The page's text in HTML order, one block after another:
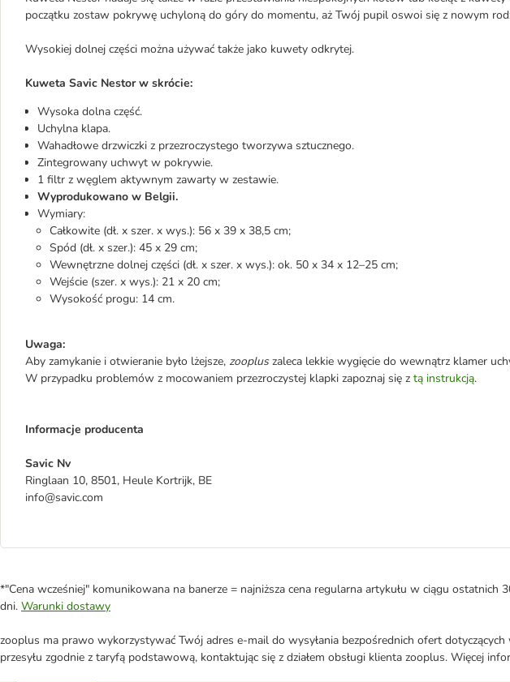
początku zostaw pokrywę uchyloną do góry do momentu, aż Twój pupil oswoi się z nowym
Wysokiej dolnej części można używać także jako kuwety odkrytej.
Kuweta Savic Nestor w skrócie:
Wysoka dolna część.
Uchylna klapa.
Wahadłowe drzwiczki z przezroczystego tworzywa sztucznego.
Zintegrowany uchwyt w pokrywie.
1 filtr z węglem aktywnym zawarty w zestawie.
Wyprodukowano w Belgii.
Wymiary:
Całkowite (dł. x szer. x wys.): 56 x 39 x 38,5 cm;
Spód (dł. x szer.): 45 x 29 cm;
Wewnętrzne dolnej części (dł. x szer. x wys.): ok. 50 x 34 x 12–25 cm;
Wejście (szer. x wys.): 21 x 20 cm;
Wysokość progu: 14 cm.
Uwaga:
Aby zamykanie i otwieranie było lżejsze, zoopluszaleca lekkie wygięcie do wewnątrz klamer
W przypadku problemów z mocowaniem przezroczystej klapki zapoznaj się z tą instrukcją.
Informacje producenta
Savic Nv
Ringlaan 10, 8501, Heule Kortrijk, BE
info@savic.com
*"Cena wcześniej" komunikowana na banerze = najniższa cena regularna artykułu w ciągu ostatnich
dni. Warunki dostawy
zooplus ma prawo wykorzystywać Twój adres e-mail do wysyłania bezpośrednich ofert
przesyłu zgodnie z taryfą podstawową, kontaktując się z działem obsługi klienta zooplus. Więcej